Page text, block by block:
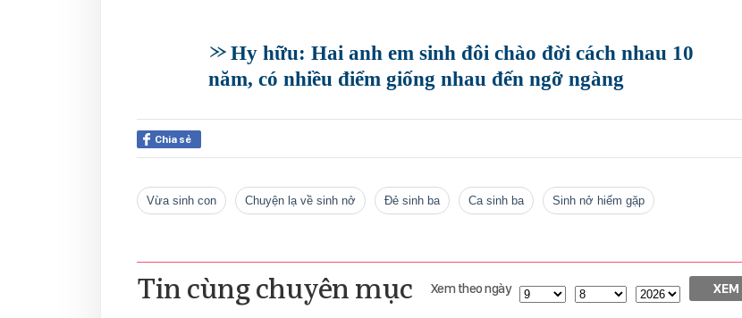
Hy hữu: Hai anh em sinh đôi chào đời cách nhau 10
năm, có nhiều điểm giống nhau đến ngỡ ngàng
Chia sẻ
vừa sinh con chuyện lạ về sinh nở đẻ sinh ba ca sinh ba sinh nở hiếm gặp
Tin cùng chuyên mục Xem theo ngày XEM